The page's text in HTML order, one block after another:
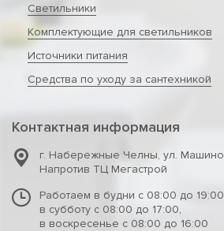
Светильники
Комплектующие для светильников
Источники питания
Средства по уходу за сантехникой
Контактная информация
г. Набережные Челны, ул.
Напротив ТЦ Мегастрой
Работаем в будни с 08:00 до
в субботу с 08:00 до 17:00,
в воскресенье с 08:00 до 16:00